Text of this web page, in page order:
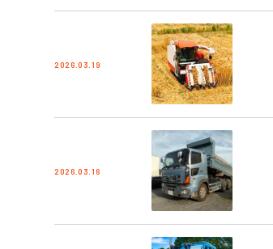
2026.03.19
2026.03.16